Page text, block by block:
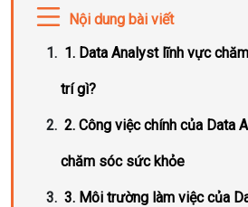
Nội dung bài viết
1. Data Analyst lĩnh vực
trí gì?
2. Công việc chính của Data
chăm sóc sức khỏe
3. Môi trường làm việc của